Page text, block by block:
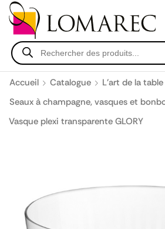
Accueil Catalogue
L'art de la table
Seaux à champagne, vasques et
Vasque plexi transparente GLORY